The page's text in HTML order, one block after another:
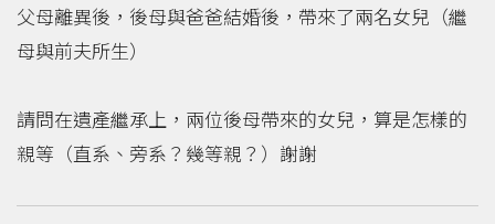
父母離異後，後母與爸爸結婚後，帶來了兩名女兒（繼
母與前夫所生）
請問在遺產繼承上，兩位後母帶來的女兒，算是怎樣的
親等（直系、旁系？幾等親？）謝謝